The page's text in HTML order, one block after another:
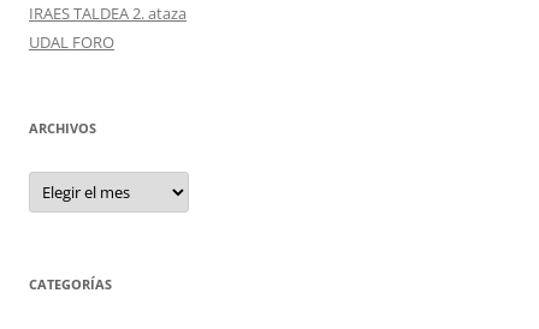
IRAES TALDEA 2. ataza
UDAL FORO
ARCHIVOS
Archivos
CATEGORÍAS